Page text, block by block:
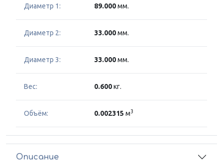
Диаметр 1: 89.000мм.
Диаметр 2: 33.000мм.
Диаметр 3: 33.000мм.
Вес: 0.600кг.
Объём: 0.002315 м3
Описание